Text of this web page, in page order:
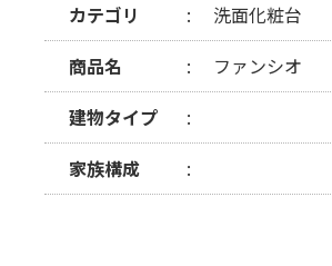
カテゴリ
洗面化粧台
商品名
ファンシオ
建物タイプ
家族構成